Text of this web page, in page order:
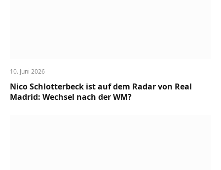
10. Juni 2026
Nico Schlotterbeck ist auf dem Radar von Real
Madrid: Wechsel nach der WM?